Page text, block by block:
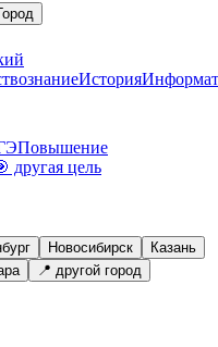
История
Повышение
другая цель
Новосибирск
Казань
📍 другой город